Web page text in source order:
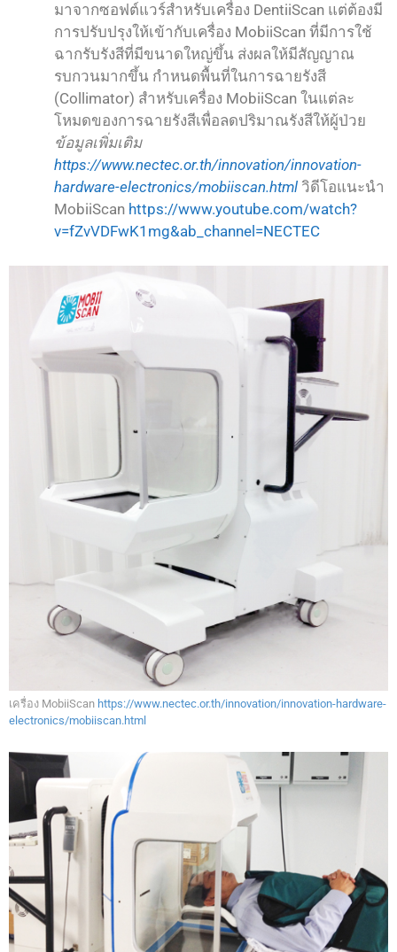
มาจากซอฟต์แวร์สำหรับเครื่อง DentiiScan แต่ต้องมี
การปรับปรุงให้เข้ากับเครื่อง MobiiScan ที่มีการใช้
ฉากรับรังสีที่มีขนาดใหญ่ขึ้น ส่งผลให้มีสัญญาณ
รบกวนมากขึ้น กำหนดพื้นที่ในการฉายรังสี
(Collimator) สำหรับเครื่อง MobiiScan ในแต่ละ
โหมดของการฉายรังสีเพื่อลดปริมาณรังสีให้ผู้ป่วย
ข้อมูลเพิ่มเติม
https://www.nectec.or.th/innovation/innovation-
hardware-electronics/mobiiscan.html วิดีโอแนะนำ
MobiiScan https://www.youtube.com/watch?
v=fZvVDFwK1mg&ab_channel=NECTEC
เครื่อง MobiiScan https://www.nectec.or.th/innovation/innovation-hardware-
electronics/mobiiscan.html